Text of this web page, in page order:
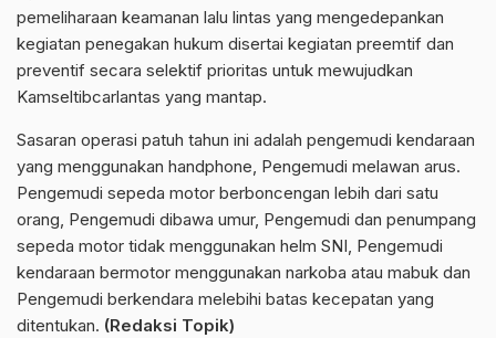
pemeliharaan keamanan lalu lintas yang mengedepankan
kegiatan penegakan hukum disertai kegiatan preemtif dan
preventif secara selektif prioritas untuk mewujudkan
Kamseltibcarlantas yang mantap.
Sasaran operasi patuh tahun ini adalah pengemudi kendaraan
yang menggunakan handphone, Pengemudi melawan arus.
Pengemudi sepeda motor berboncengan lebih dari satu
orang, Pengemudi dibawa umur, Pengemudi dan penumpang
sepeda motor tidak menggunakan helm SNI, Pengemudi
kendaraan bermotor menggunakan narkoba atau mabuk dan
Pengemudi berkendara melebihi batas kecepatan yang
ditentukan. (Redaksi Topik)